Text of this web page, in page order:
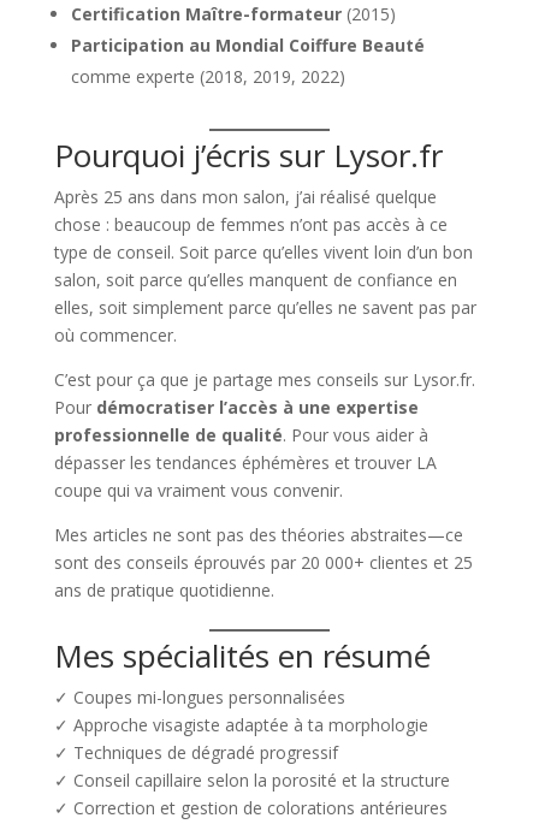
Certification Maître-formateur(2015)
Participation au Mondial Coiffure Beauté
comme experte (2018, 2019, 2022)
Pourquoi j’écris sur Lysor.fr
Après 25 ans dans mon salon, j’ai réalisé quelque
chose : beaucoup de femmes n’ont pas accès à ce
type de conseil. Soit parce qu’elles vivent loin d’un bon
salon, soit parce qu’elles manquent de confiance en
elles, soit simplement parce qu’elles ne savent pas par
où commencer.
C’est pour ça que je partage mes conseils sur Lysor.fr.
Pour démocratiser l’accès à une expertise
professionnelle de qualité. Pour vous aider à
dépasser les tendances éphémères et trouver LA
coupe qui va vraiment vous convenir.
Mes articles ne sont pas des théories abstraites—ce
sont des conseils éprouvés par 20 000+ clientes et 25
ans de pratique quotidienne.
Mes spécialités en résumé
✓ Coupes mi-longues personnalisées
✓ Approche visagiste adaptée à ta morphologie
✓ Techniques de dégradé progressif
✓ Conseil capillaire selon la porosité et la structure
✓ Correction et gestion de colorations antérieures